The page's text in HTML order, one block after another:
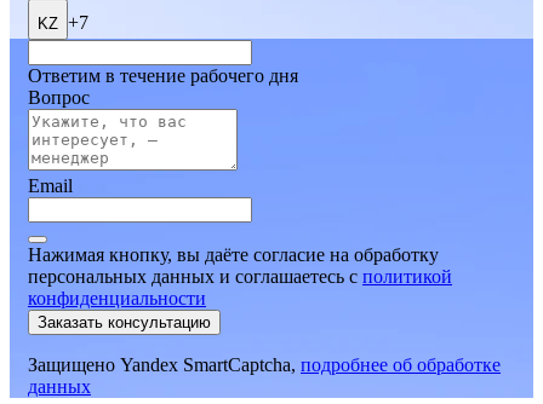
KZ +7
Ответим в течение рабочего дня
Вопрос
Email
Нажимая кнопку, вы даёте согласие на обработку
персональных данных и соглашаетесь c политикой
конфиденциальности
Заказать консультацию
Защищено Yandex SmartCaptcha, подробнее об обработке
данных